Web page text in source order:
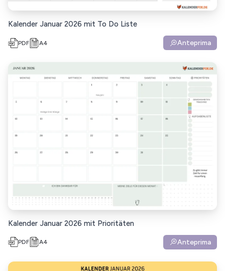
Kalender Januar 2026 mit To Do Liste
PDF A4 Anteprima
Kalender Januar 2026 mit Prioritäten
PDF A4 Anteprima